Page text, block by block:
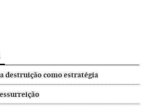
destruição como estratégia